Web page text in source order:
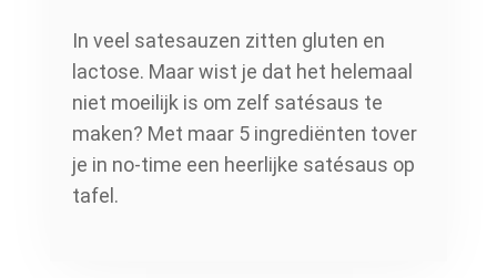
In veel satesauzen zitten gluten en
lactose. Maar wist je dat het helemaal
niet moeilijk is om zelf satésaus te
maken? Met maar 5 ingrediënten tover
je in no-time een heerlijke satésaus op
tafel.